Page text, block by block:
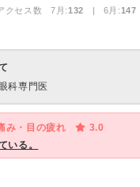
クセス数 7月:132 | 6月:147
眼科専門医
み・目の疲れ
3.0
いる。